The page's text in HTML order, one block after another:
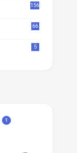
156
66
5
1